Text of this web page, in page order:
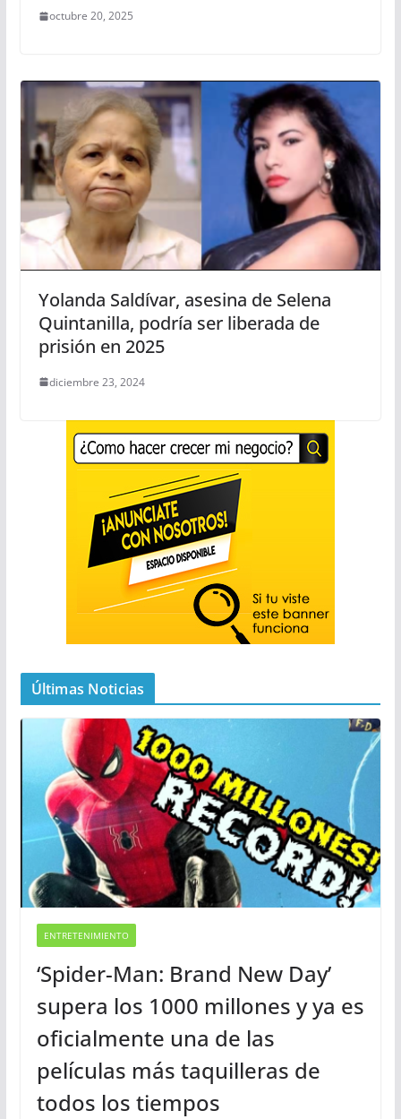
octubre 20, 2025
Yolanda Saldívar, asesina de Selena
Quintanilla, podría ser liberada de
prisión en 2025
diciembre 23, 2024
Últimas Noticias
ENTRETENIMIENTO
‘Spider-Man: Brand New Day’
supera los 1000 millones y ya es
oficialmente una de las
películas más taquilleras de
todos los tiempos